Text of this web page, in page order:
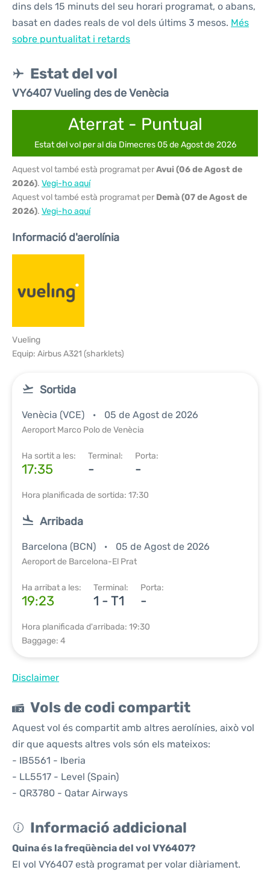
dins dels 15 minuts del seu horari programat, o abans,
basat en dades reals de vol dels últims 3 mesos. Més
sobre puntualitat i retards
Estat del vol
VY6407 Vueling des de Venècia
Aterrat - Puntual
Estat del vol per al dia Dimecres 05 de Agost de 2026
Aquest vol també està programat perAvui (06 de Agost de
2026). Vegi-ho aquí
Aquest vol també està programat per Demà (07 de Agost de
2026). Vegi-ho aquí
Informació d'aerolínia
Vueling
Equip: Airbus A321 (sharklets)
Sortida
Venècia (VCE) 05 de Agost de 2026
Aeroport Marco Polo de Venècia
Ha sortit a les:
17:35
Terminal:
-
Porta:
-
Hora planificada de sortida: 17:30
Arribada
Barcelona (BCN) 05 de Agost de 2026
Aeroport de Barcelona-El Prat
Ha arribat a les:
19:23
Terminal:
1 - T1
Porta:
-
Hora planificada d'arribada: 19:30
Baggage: 4
Disclaimer
Vols de codi compartit
Aquest vol és compartit amb altres aerolínies, això vol
dir que aquests altres vols són els mateixos:
- IB5561 - Iberia
- LL5517 - Level (Spain)
- QR3780 - Qatar Airways
Informació addicional
Quina és la freqüència del vol VY6407?
El vol VY6407 està programat per volar diàriament.